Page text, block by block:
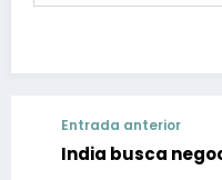
Entrada anterior
India busca